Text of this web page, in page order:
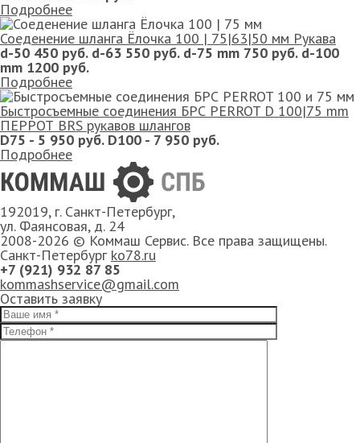
Подробнее
Соеденение шланга Ёлочка 100 | 75|63|50 мм Рукава
d-50 450 руб. d-63 550 руб. d-75 mm 750 руб. d-100
mm 1200 руб.
Подробнее
Быстросъемные соединения БРС PERROT D 100|75 mm
ПЕРРОТ BRS рукавов шлангов
D75 - 5 950 руб. D100 - 7 950 руб.
Подробнее
192019, г. Санкт-Петербург,
ул. Фаянсовая, д. 24
2008-2026 © Коммаш Сервис. Все права защищены.
Санкт-Петербург ko78.ru
+7 (921) 932 87 85
kommashservice@gmail.com
Оставить заявку